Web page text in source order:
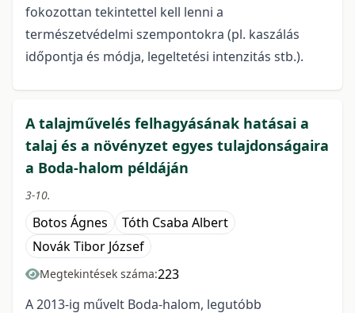
fokozottan tekintettel kell lenni a
természetvédelmi szempontokra (pl. kaszálás
időpontja és módja, legeltetési intenzitás stb.).
A talajművelés felhagyásának hatásai a
talaj és a növényzet egyes tulajdonságaira
a Boda-halom példáján
3-10.
Botos Ágnes
Tóth Csaba Albert
Novák Tibor József
Megtekintések száma:223
A 2013-ig művelt Boda-halom, legutóbb